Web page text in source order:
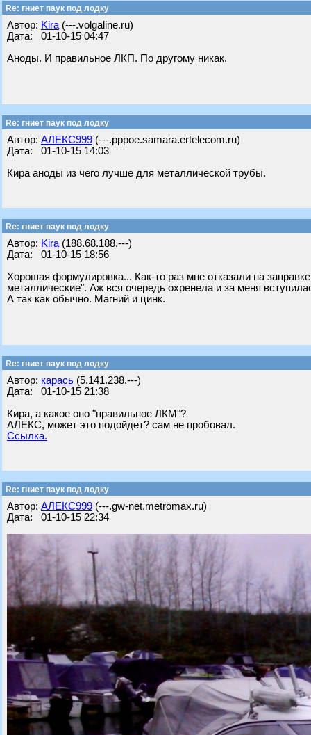
Re: гниет паук под лодку
Автор: Kira (---.volgaline.ru)
Дата: 01-10-15 04:47
Аноды. И правильное ЛКП. По другому никак.
Re: гниет паук под лодку
Автор: АЛЕКС999 (---.pppoe.samara.ertelecom.ru)
Дата: 01-10-15 14:03
Кира аноды из чего лучше для металлической трубы.
Re: гниет паук под лодку
Автор: Kira (188.68.188.---)
Дата: 01-10-15 18:56
Хорошая формулировка... Как-то раз мне отказали на
металлические". Аж вся очередь охренела и за меня
А так как обычно. Магний и цинк.
Re: гниет паук под лодку
Автор: карась (5.141.238.---)
Дата: 01-10-15 21:38
Кира, а какое оно "правильное ЛКМ"?
АЛЕКС, может это подойдет? сам не пробовал.
Ссылка.
Re: гниет паук под лодку
Автор: АЛЕКС999 (---.gw-net.metromax.ru)
Дата: 01-10-15 22:34